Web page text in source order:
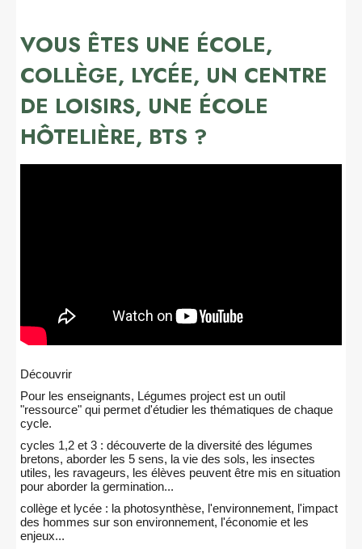
VOUS ÊTES UNE ÉCOLE,
COLLÈGE, LYCÉE, UN CENTRE
DE LOISIRS, UNE ÉCOLE
HÔTELIÈRE, BTS ?
Découvrir
Pour les enseignants, Légumes project est un outil
"ressource" qui permet d'étudier les thématiques de chaque
cycle.
cycles 1,2 et 3 : découverte de la diversité des légumes
bretons, aborder les 5 sens, la vie des sols, les insectes
utiles, les ravageurs, les élèves peuvent être mis en situation
pour aborder la germination...
collège et lycée : la photosynthèse, l'environnement, l'impact
des hommes sur son environnement, l'économie et les
enjeux...